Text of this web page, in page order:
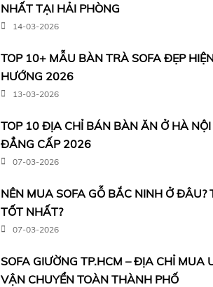
NHẤT TẠI HẢI PHÒNG
14-03-2026
TOP 10+ MẪU BÀN TRÀ SOFA ĐẸP
HƯỚNG 2026
13-03-2026
TOP 10 ĐỊA CHỈ BÁN BÀN ĂN Ở HÀ
ĐẲNG CẤP 2026
07-03-2026
NÊN MUA SOFA GỖ BẮC NINH Ở ĐÂU?
TỐT NHẤT?
07-03-2026
SOFA GIƯỜNG TP.HCM – ĐỊA CHỈ MUA
VẬN CHUYỂN TOÀN THÀNH PHỐ